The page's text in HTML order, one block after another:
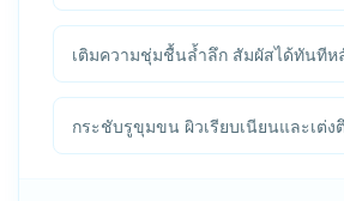
เติมความชุ่มชื้นล้ำลึก สัมผัสได้ทันทีห
กระชับรูขุมขน ผิวเรียบเนียนและเต่ง